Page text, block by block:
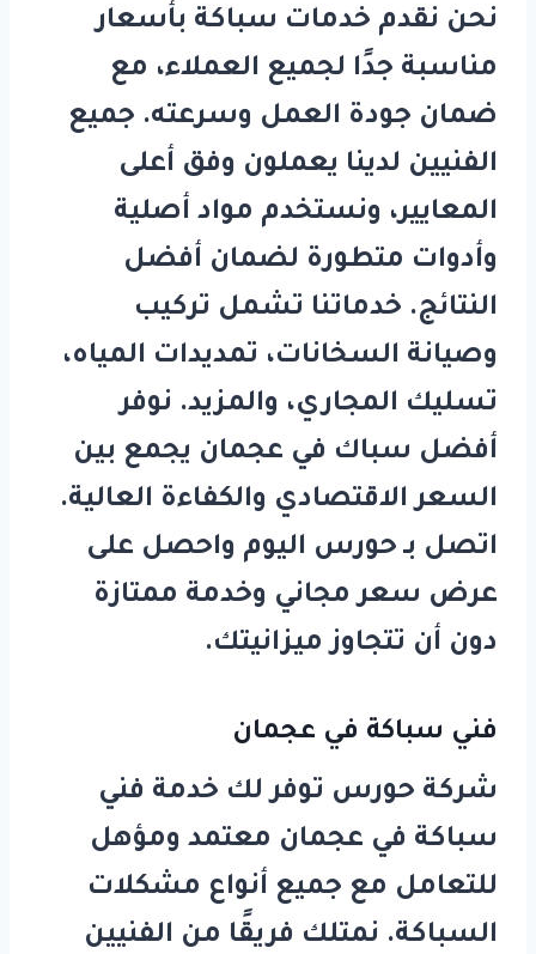
نحن نقدم خدمات سباكة بأسعار
مناسبة جدًا لجميع العملاء، مع
ضمان جودة العمل وسرعته. جميع
الفنيين لدينا يعملون وفق أعلى
المعايير، ونستخدم مواد أصلية
وأدوات متطورة لضمان أفضل
النتائج. خدماتنا تشمل تركيب
وصيانة السخانات، تمديدات المياه،
تسليك المجاري، والمزيد. نوفر
أفضل سباك في عجمان يجمع بين
السعر الاقتصادي والكفاءة العالية.
اتصل بـ حورس اليوم واحصل على
عرض سعر مجاني وخدمة ممتازة
دون أن تتجاوز ميزانيتك.
فني سباكة في عجمان
شركة حورس توفر لك خدمة فني
سباكة في عجمان معتمد ومؤهل
للتعامل مع جميع أنواع مشكلات
السباكة. نمتلك فريقًا من الفنيين